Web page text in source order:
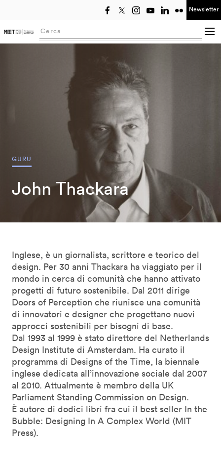
Newsletter
Searching...
GURU
John Thackara
Inglese, è un giornalista, scrittore e teorico del
design. Per 30 anni Thackara ha viaggiato per il
mondo in cerca di comunità che hanno attivato
progetti di futuro sostenibile. Dal 2011 dirige
Doors of Perception che riunisce una comunità
di innovatori e designer che progettano nuovi
approcci sostenibili per bisogni di base.
Dal 1993 al 1999 è stato direttore del Netherlands
Design Institute di Amsterdam. Ha curato il
programma di Designs of the Time, la biennale
inglese dedicata all’innovazione sociale dal 2007
al 2010. Attualmente è membro della UK
Parliament Standing Commission on Design.
È autore di dodici libri fra cui il best seller In the
Bubble: Designing In A Complex World (MIT
Press).